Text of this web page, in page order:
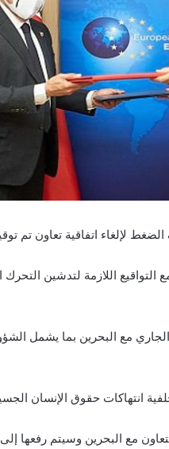
لإلغاء اتفاقية تعاون تم
اللازمة لتدشين التحرك
تعاون وقع الاتحاد الأوروبي في 11 من الشهر الجاري مع
انتهاكات حقوق الإنسان
مع البحرين وسيتم رفعها